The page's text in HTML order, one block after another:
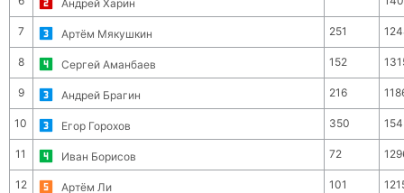
Андрей Харин
7 Артём Мякушкин 251
8 Сергей Аманбаев 152
9 Андрей Брагин 216
10 Егор Горохов 350
11 Иван Борисов 72
12 Артём Ли 101